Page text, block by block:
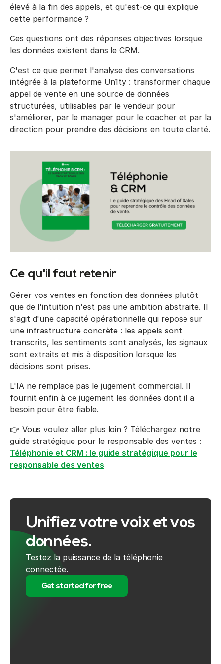
élevé à la fin des appels, et qu'est-ce qui explique
cette performance ?
Ces questions ont des réponses objectives lorsque
les données existent dans le CRM.
C'est ce que permet l'analyse des conversations
intégrée à la plateforme Un1ty : transformer chaque
appel de vente en une source de données
structurées, utilisables par le vendeur pour
s'améliorer, par le manager pour le coacher et par la
direction pour prendre des décisions en toute clarté.
Ce qu'il faut retenir
Gérer vos ventes en fonction des données plutôt
que de l'intuition n'est pas une ambition abstraite. Il
s'agit d'une capacité opérationnelle qui repose sur
une infrastructure concrète : les appels sont
transcrits, les sentiments sont analysés, les signaux
sont extraits et mis à disposition lorsque les
décisions sont prises.
L'IA ne remplace pas le jugement commercial. Il
fournit enfin à ce jugement les données dont il a
besoin pour être fiable.
👉 Vous voulez aller plus loin ? Téléchargez notre
guide stratégique pour le responsable des ventes :
Téléphonie et CRM : le guide stratégique pour le
responsable des ventes
Unifiez votre voix et vos
données.
Testez la puissance de la téléphonie
connectée.
Get started for free